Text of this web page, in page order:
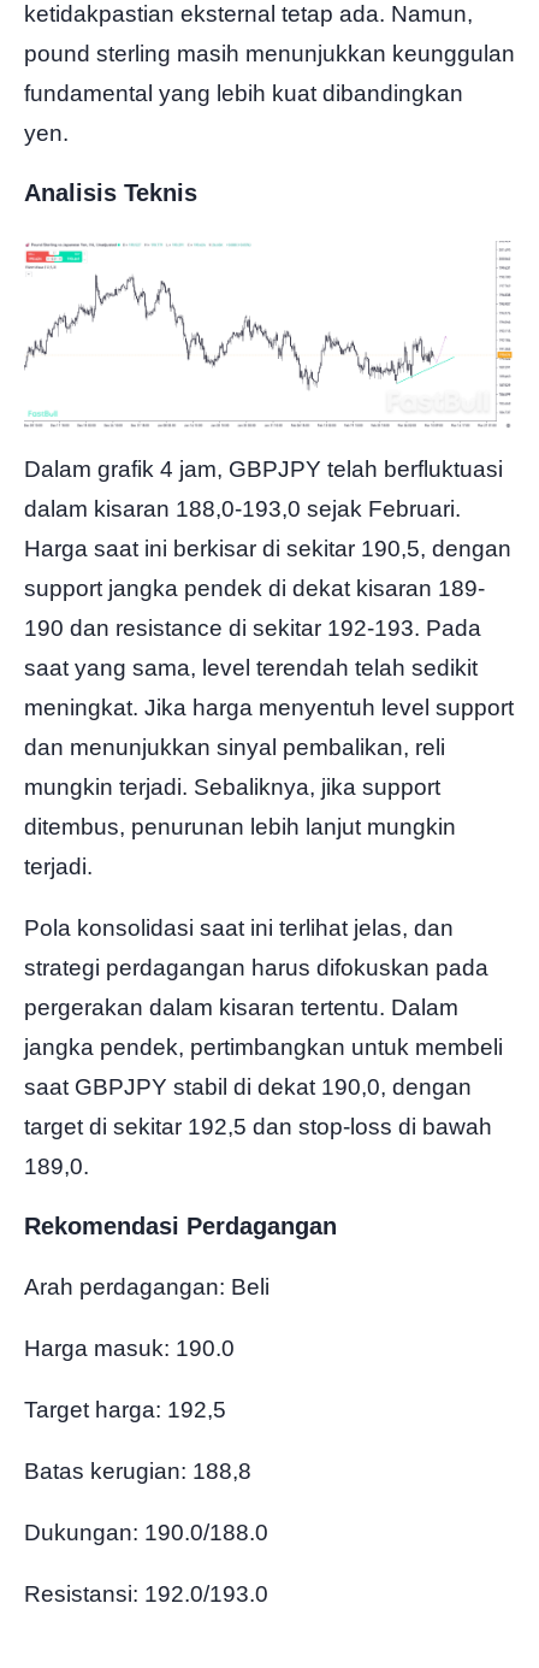
ketidakpastian eksternal tetap ada. Namun,
pound sterling masih menunjukkan keunggulan
fundamental yang lebih kuat dibandingkan
yen.
Analisis Teknis
Dalam grafik 4 jam, GBPJPY telah berfluktuasi
dalam kisaran 188,0-193,0 sejak Februari.
Harga saat ini berkisar di sekitar 190,5, dengan
support jangka pendek di dekat kisaran 189-
190 dan resistance di sekitar 192-193. Pada
saat yang sama, level terendah telah sedikit
meningkat. Jika harga menyentuh level support
dan menunjukkan sinyal pembalikan, reli
mungkin terjadi. Sebaliknya, jika support
ditembus, penurunan lebih lanjut mungkin
terjadi.
Pola konsolidasi saat ini terlihat jelas, dan
strategi perdagangan harus difokuskan pada
pergerakan dalam kisaran tertentu. Dalam
jangka pendek, pertimbangkan untuk membeli
saat GBPJPY stabil di dekat 190,0, dengan
target di sekitar 192,5 dan stop-loss di bawah
189,0.
Rekomendasi Perdagangan
Arah perdagangan: Beli
Harga masuk: 190.0
Target harga: 192,5
Batas kerugian: 188,8
Dukungan: 190.0/188.0
Resistansi: 192.0/193.0